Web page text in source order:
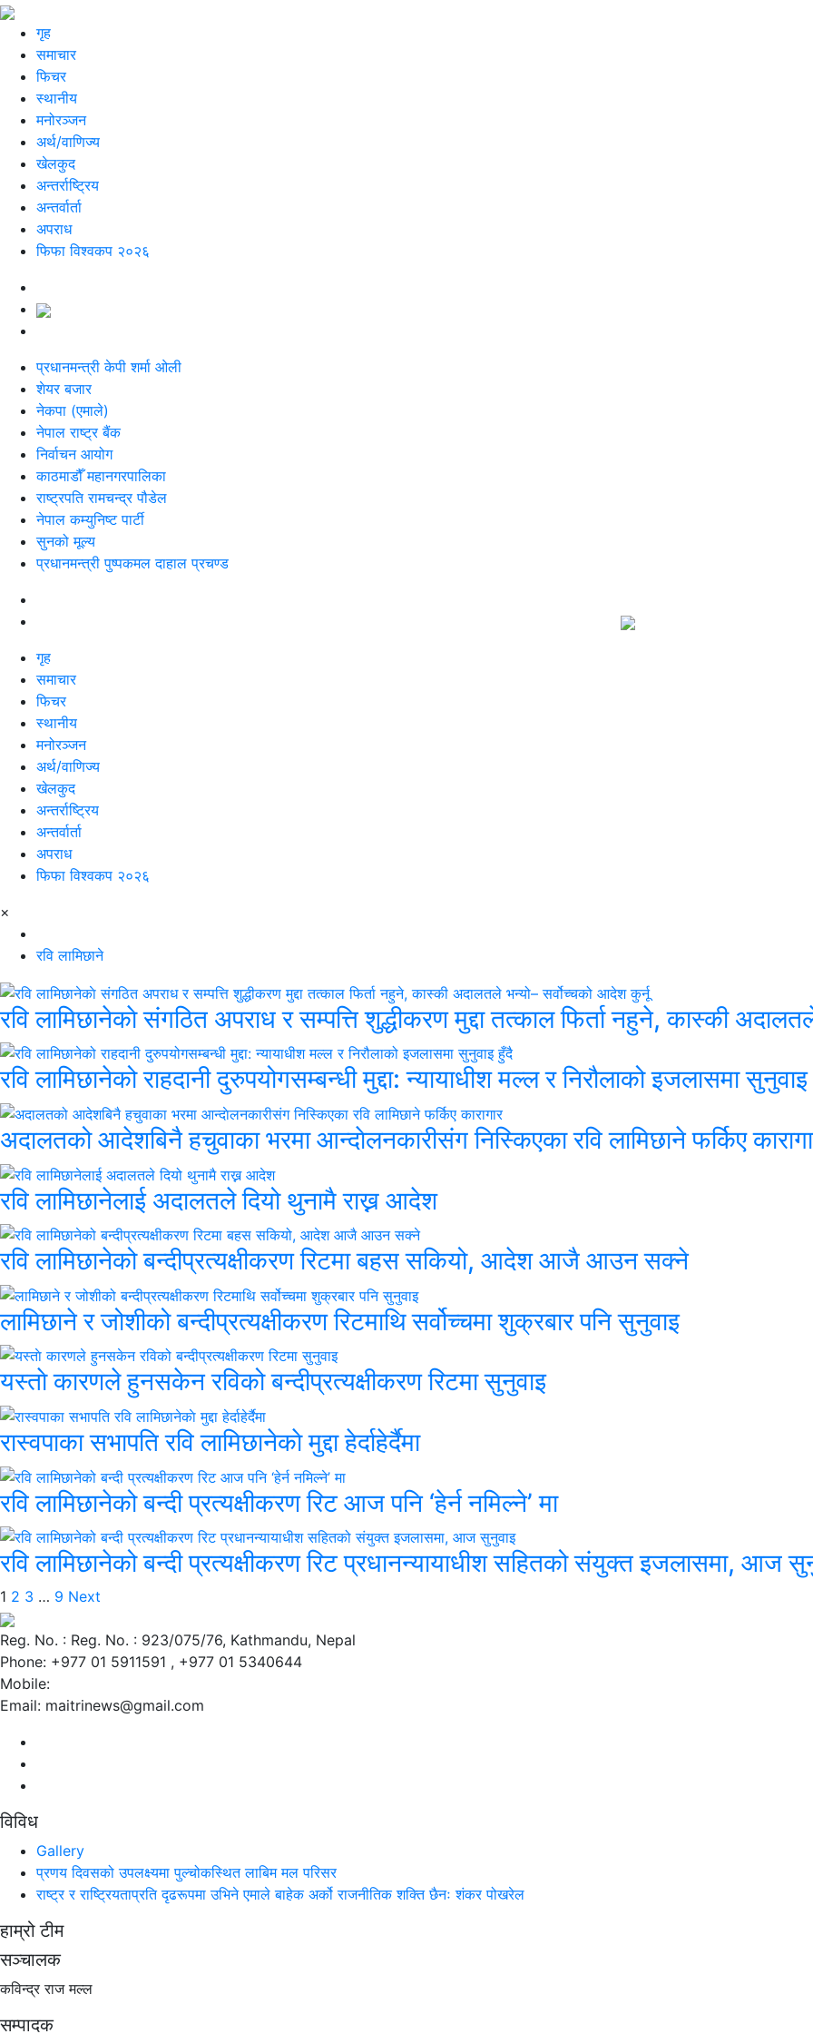
गृह
समाचार
फिचर
स्थानीय
मनोरञ्जन
अर्थ/वाणिज्य
खेलकुद
अन्तर्राष्ट्रिय
अन्तर्वार्ता
अपराध
फिफा विश्वकप २०२६
प्रधानमन्त्री केपी शर्मा ओली
शेयर बजार
नेकपा (एमाले)
नेपाल राष्ट्र बैंक
निर्वाचन आयोग
काठमाडौँ महानगरपालिका
राष्ट्रपति रामचन्द्र पौडेल
नेपाल कम्युनिष्ट पार्टी
सुनको मूल्य
प्रधानमन्त्री पुष्पकमल दाहाल प्रचण्ड
गृह
समाचार
फिचर
स्थानीय
मनोरञ्जन
अर्थ/वाणिज्य
खेलकुद
अन्तर्राष्ट्रिय
अन्तर्वार्ता
अपराध
फिफा विश्वकप २०२६
×
रवि लामिछाने
रवि लामिछानेकाे संगठित अपराध र सम्पत्ति शुद्धीकरण मुद्दा तत्काल फिर्ता नहुने, कास्की
रवि लामिछानेको राहदानी दुरुपयोगसम्बन्धी मुद्दा: न्यायाधीश मल्ल र निरौलाको इजलासमा
अदालतको आदेशबिनै हचुवाका भरमा आन्दाेलनकारीसंग निस्किएका रवि लामिछाने फर्किए
रवि लामिछानेलाई अदालतले दियो थुनामै राख्न आदेश
रवि लामिछानेको बन्दीप्रत्यक्षीकरण रिटमा बहस सकियो, आदेश आजै आउन सक्ने
लामिछाने र जोशीको बन्दीप्रत्यक्षीकरण रिटमाथि सर्वोच्चमा शुक्रबार पनि सुनुवाइ
यस्ताे कारणले हुनसकेन रविको बन्दीप्रत्यक्षीकरण रिटमा सुनुवाइ
रास्वपाका सभापति रवि लामिछानेकाे मुद्दा हेर्दाहेर्दैमा
रवि लामिछानेको बन्दी प्रत्यक्षीकरण रिट आज पनि ‘हेर्न नमिल्ने’ मा
रवि लामिछानेको बन्दी प्रत्यक्षीकरण रिट प्रधानन्यायाधीश सहितको संयुक्त इजलासमा, आज
Posts
pagination
1 2 3 … 9 Next
Reg. No. : Reg. No. : 923/075/76, Kathmandu, Nepal
Phone: +977 01 5911591 , +977 01 5340644
Mobile:
Email: maitrinews@gmail.com
विविध
Gallery
प्रणय दिवसको उपलक्ष्यमा पुल्चोकस्थित लाबिम मल परिसर
राष्ट्र र राष्ट्रियताप्रति दृढरूपमा उभिने एमाले बाहेक अर्को राजनीतिक शक्ति छैनः शंकर पोखरेल
हाम्रो टीम
सञ्चालक
कविन्द्र राज मल्ल
सम्पादक